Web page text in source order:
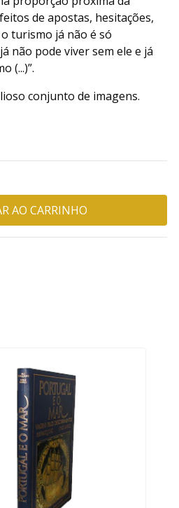
de apostas, hesitações,
turismo já não é só
não pode viver sem ele e já
(...)”.
conjunto de imagens.